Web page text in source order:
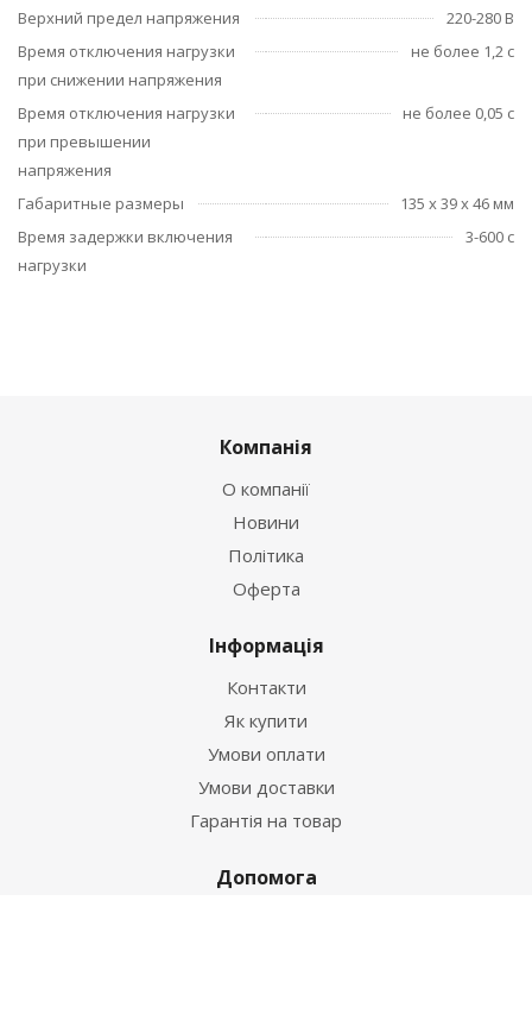
Верхний предел напряжения
220-280 В
Время отключения нагрузки
при снижении напряжения
не более 1,2 с
Время отключения нагрузки
при превышении
напряжения
не более 0,05 с
Габаритные размеры
135 х 39 х 46 мм
Время задержки включения
нагрузки
3-600 с
Компанія
О компанії
Новини
Політика
Оферта
Інформація
Контакти
Як купити
Умови оплати
Умови доставки
Гарантія на товар
Допомога